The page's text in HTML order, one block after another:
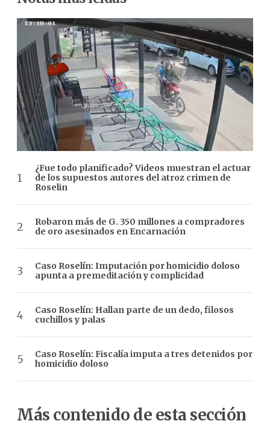
¿Fue todo planificado? Videos muestran el actuar
de los supuestos autores del atroz crimen de
Roselin
Robaron más de G. 350 millones a compradores
de oro asesinados en Encarnación
Caso Roselín: Imputación por homicidio doloso
apunta a premeditación y complicidad
Caso Roselín: Hallan parte de un dedo, filosos
cuchillos y palas
Caso Roselín: Fiscalía imputa a tres detenidos por
homicidio doloso
Más contenido de esta sección